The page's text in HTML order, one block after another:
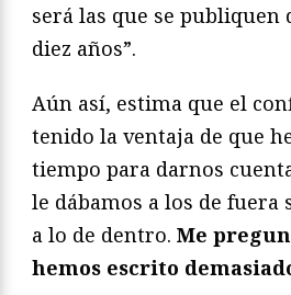
será las que se publiquen
diez años”.
Aún así, estima que el
tenido la ventaja de que
tiempo para darnos
le dábamos a los de fuera
a lo de dentro. Me
hemos escrito